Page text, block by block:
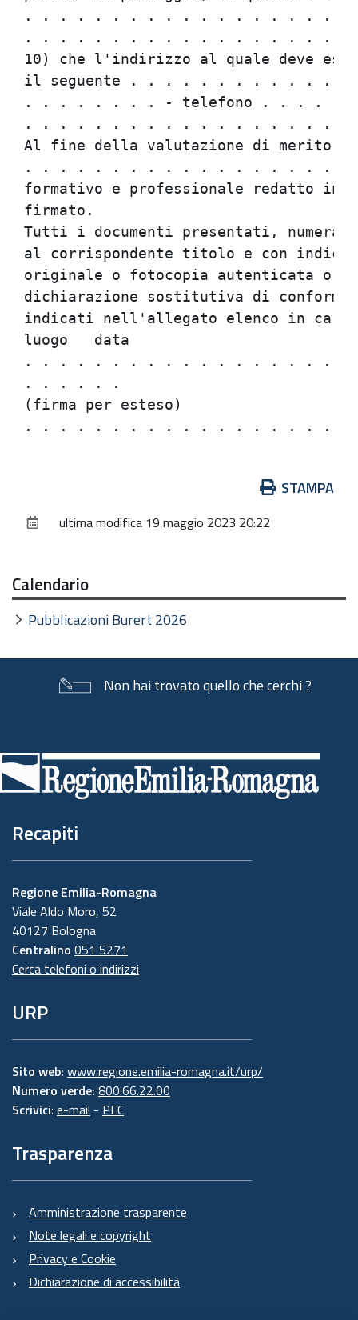
documento
STAMPA
ultima modifica 19 maggio 2023 20:22
Calendario
Pubblicazioni Burert 2026
Non hai trovato quello che cerchi ?
di
pagina
Recapiti
Regione Emilia-Romagna
Viale Aldo Moro, 52
40127 Bologna
Centralino 051 5271
Cerca telefoni o indirizzi
URP
Sito web: www.regione.emilia-romagna.it/urp/
Numero verde: 800.66.22.00
Scrivici: e-mail - PEC
Trasparenza
Amministrazione trasparente
Note legali e copyright
Privacy e Cookie
Dichiarazione di accessibilità